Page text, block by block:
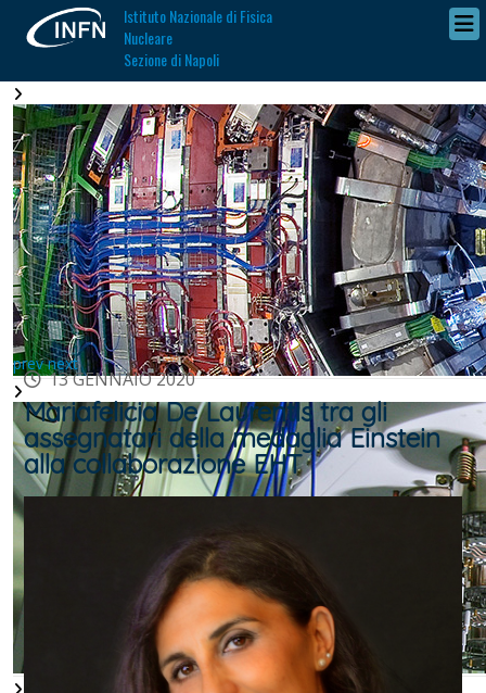
Istituto Nazionale di Fisica
Nucleare
Sezione di Napoli
prev next
13 GENNAIO 2020
Mariafelicia De Laurentis tra gli
assegnatari della medaglia Einstein
alla collaborazione EHT